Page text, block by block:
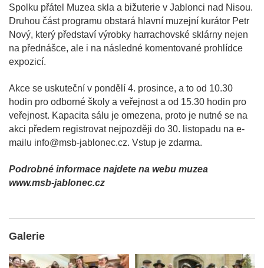
Spolku přátel Muzea skla a bižuterie v Jablonci nad Nisou.
Druhou část programu obstará hlavní muzejní kurátor Petr
Nový, který představí výrobky harrachovské sklárny nejen
na přednášce, ale i na následné komentované prohlídce
expozicí.
Akce se uskuteční v pondělí 4. prosince, a to od 10.30
hodin pro odborné školy a veřejnost a od 15.30 hodin pro
veřejnost. Kapacita sálu je omezena, proto je nutné se na
akci předem registrovat nejpozději do 30. listopadu na e-
mailu info@msb-jablonec.cz. Vstup je zdarma.
Podrobné informace najdete na webu muzea
www.msb-jablonec.cz
Galerie